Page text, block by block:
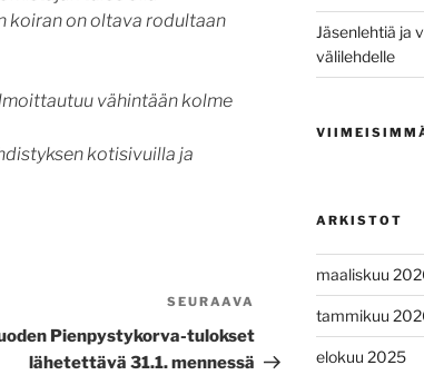
koiran on oltava rodultaan
vähintään kolme
kotisivuilla ja
artikkeli
SEURAAVA
Pienpystykorva-tulokset
lähetettävä 31.1. mennessä
Jäsenlehtiä ja
välilehdelle
ARKISTOT
maaliskuu
tammikuu
elokuu 2025